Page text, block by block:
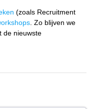
(zoals Recruitment
. Zo blijven we
de nieuwste